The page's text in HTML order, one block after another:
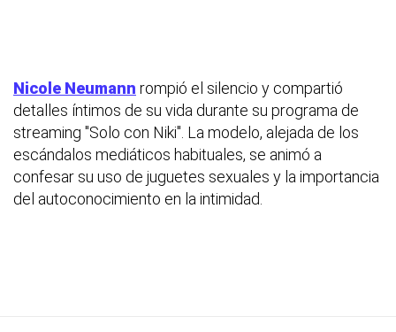
Nicole Neumann rompió el silencio y compartió
detalles íntimos de su vida durante su programa de
streaming "Solo con Niki". La modelo, alejada de los
escándalos mediáticos habituales, se animó a
confesar su uso de juguetes sexuales y la importancia
del autoconocimiento en la intimidad.